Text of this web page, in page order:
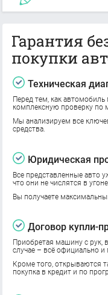
Гарантия
покупки
Техническая
Перед тем, как автомобиль
комплексную проверку по
Мы анализируем все
средства.
Юридическая
Все представленные авто
что они не числятся в
Вы получаете
Договор купли-
Приобретая машину с рук,
случае – всё официально и
Кроме того, открываются
покупка в кредит и по